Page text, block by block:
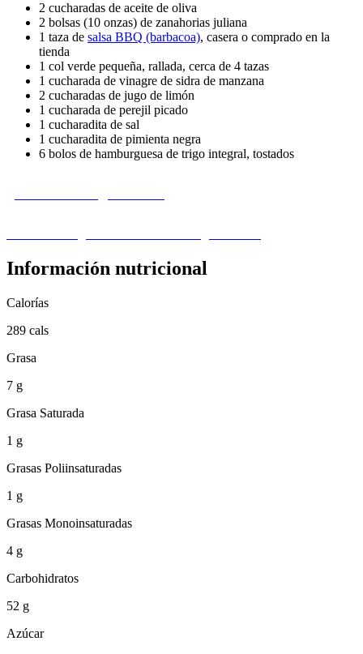
2 cucharadas de aceite de oliva
2 bolsas (10 onzas) de zanahorias juliana
1 taza de salsa BBQ (barbacoa), casera o comprado en la
tienda
1 col verde pequeña, rallada, cerca de 4 tazas
1 cucharada de vinagre de sidra de manzana
2 cucharadas de jugo de limón
1 cucharada de perejil picado
1 cucharadita de sal
1 cucharadita de pimienta negra
6 bolos de hamburguesa de trigo integral, tostados
Información nutricional
Calorías
289 cals
Grasa
7 g
Grasa Saturada
1 g
Grasas Poliinsaturadas
1 g
Grasas Monoinsaturadas
4 g
Carbohidratos
52 g
Azúcar